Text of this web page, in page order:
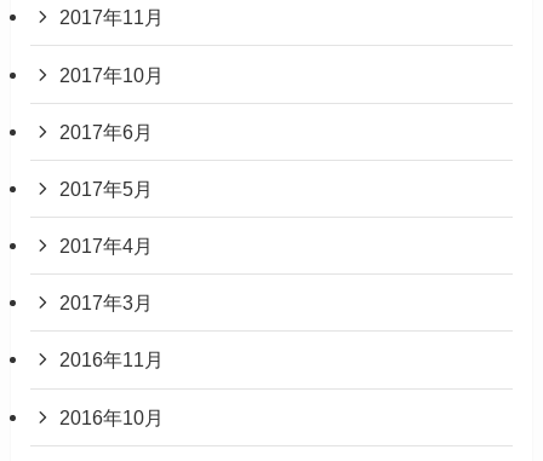
2017年11月
2017年10月
2017年6月
2017年5月
2017年4月
2017年3月
2016年11月
2016年10月